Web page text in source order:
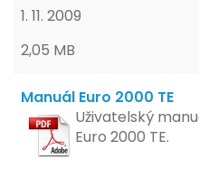
1. 11. 2009
2,05 MB
Manuál Euro 2000 TE
Uživatelský
Euro 2000 TE.